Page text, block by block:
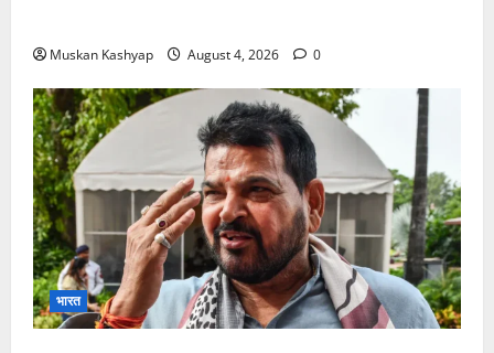
Muskan Kashyap August 4, 2026 0
भारत